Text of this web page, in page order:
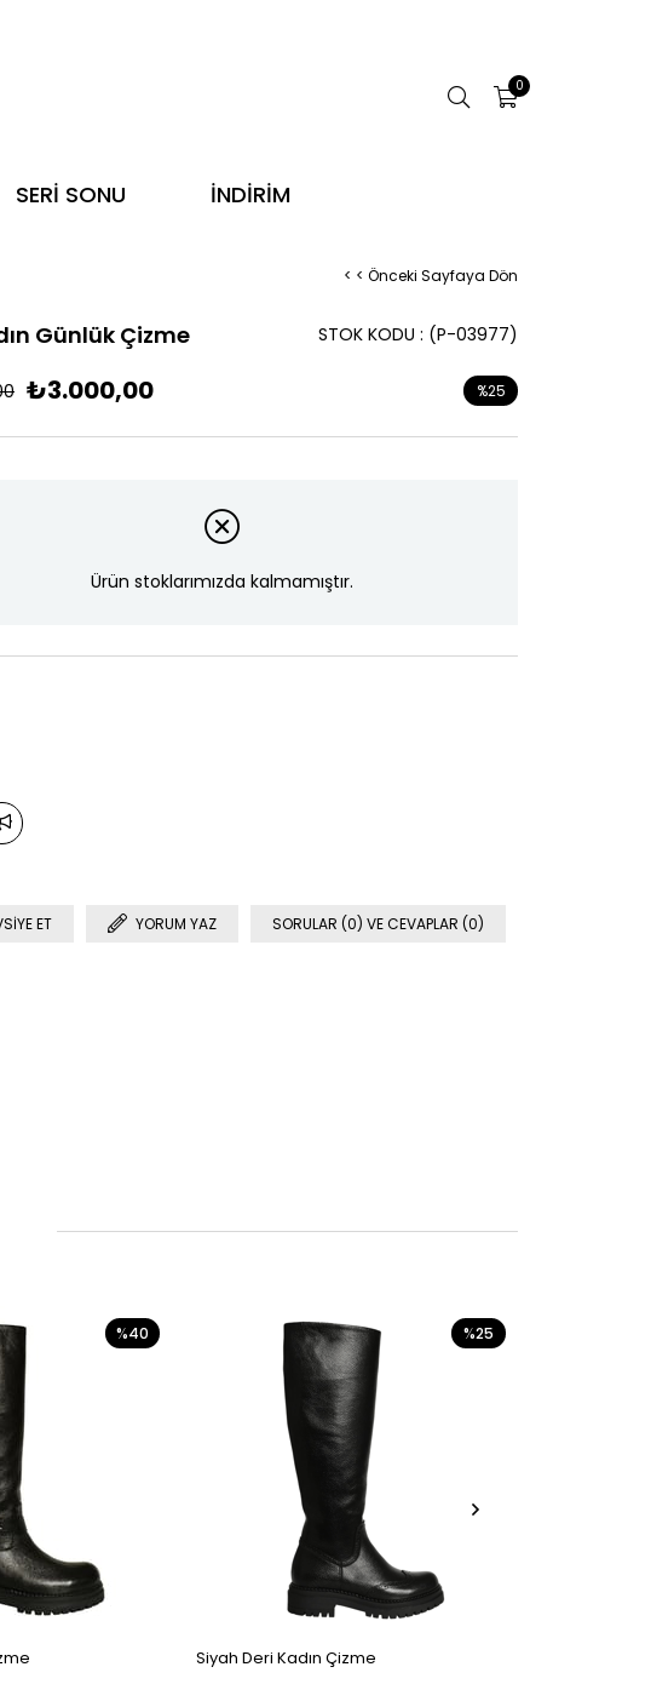
0
SERİ SONU İNDİRİM
< < Önceki Sayfaya Dön
Günlük Çizme (P-03977)
STOK KODU
₺3.000,00 %25
Ürün stoklarımızda kalmamıştır.
ET YORUM YAZ SORULAR (0) VE CEVAPLAR (0)
%40
Siyah Deri Kadın Çizme
%25